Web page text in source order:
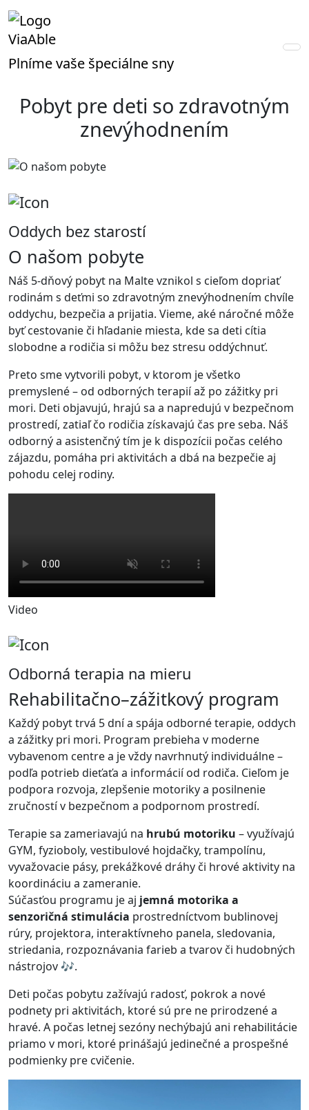
ViaAble
Plníme vaše špeciálne sny
Pobyt pre deti so zdravotným
znevýhodnením
Oddych bez starostí
O našom pobyte
Náš 5-dňový pobyt na Malte vznikol s cieľom dopriať
rodinám s deťmi so zdravotným znevýhodnením chvíle
oddychu, bezpečia a prijatia. Vieme, aké náročné môže
byť cestovanie či hľadanie miesta, kde sa deti cítia
slobodne a rodičia si môžu bez stresu oddýchnuť.
Preto sme vytvorili pobyt, v ktorom je všetko
premyslené – od odborných terapií až po zážitky pri
mori. Deti objavujú, hrajú sa a napredujú v bezpečnom
prostredí, zatiaľ čo rodičia získavajú čas pre seba. Náš
odborný a asistenčný tím je k dispozícii počas celého
zájazdu, pomáha pri aktivitách a dbá na bezpečie aj
pohodu celej rodiny.
Odborná terapia na mieru
Rehabilitačno–zážitkový program
Každý pobyt trvá 5 dní a spája odborné terapie, oddych
a zážitky pri mori. Program prebieha v moderne
vybavenom centre a je vždy navrhnutý individuálne –
podľa potrieb dieťaťa a informácií od rodiča. Cieľom je
podpora rozvoja, zlepšenie motoriky a posilnenie
zručností v bezpečnom a podpornom prostredí.
Terapie sa zameriavajú na hrubú motoriku – využívajú
GYM, fyzioboly, vestibulové hojdačky, trampolínu,
vyvažovacie pásy, prekážkové dráhy či hrové aktivity na
koordináciu a zameranie.
Súčasťou programu je aj jemná motorika a
senzoričná stimulácia prostredníctvom bublinovej
rúry, projektora, interaktívneho panela, sledovania,
striedania, rozpoznávania farieb a tvarov či hudobných
nástrojov 🎶.
Deti počas pobytu zažívajú radosť, pokrok a nové
podnety pri aktivitách, ktoré sú pre ne prirodzené a
hravé. A počas letnej sezóny nechýbajú ani rehabilitácie
priamo v mori, ktoré prinášajú jedinečné a prospešné
podmienky pre cvičenie.
Video